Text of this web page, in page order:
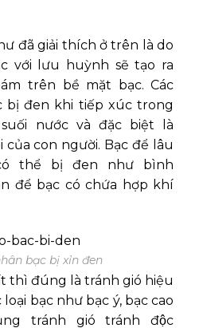
đã giải thích ở trên là do
với lưu huỳnh sẽ tạo ra
trên bề mặt bạc. Các
bị đen khi tiếp xúc trong
nước và đặc biệt là
con người. Bạc để lâu
thể bị đen như bình
để bạc có chứa hợp khí
bạc bị xỉn đen
thì đúng là tránh gió hiệu
bạc như bạc ý, bạc cao
tránh gió tránh độc